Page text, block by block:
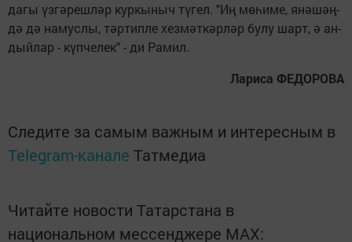
да­гы үз­гә­реш­ләр кур­кы­ныч тү­гел. "Иң мө­һи­ме, янә­шәң­
дә дә на­мус­лы, тәр­тип­ле хез­мәт­кәр­ләр бу­лу шарт, ә ан­
дый­лар - күп­че­лек" - ди Ра­мил.
Ла­ри­са ФЕ­ДО­РО­ВА
Следите за самым важным и интересным в
Telegram-канале Татмедиа
Читайте новости Татарстана в
национальном мессенджере MАХ: